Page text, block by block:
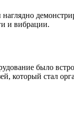
и вибрации.
было
который стал